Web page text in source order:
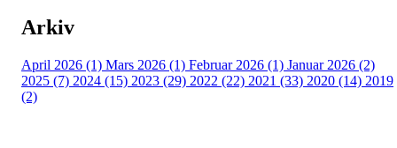
Arkiv
April 2026 (1) Mars 2026 (1) Februar 2026 (1) Januar 2026 (2)
2025 (7) 2024 (15) 2023 (29) 2022 (22) 2021 (33) 2020 (14) 2019
(2)